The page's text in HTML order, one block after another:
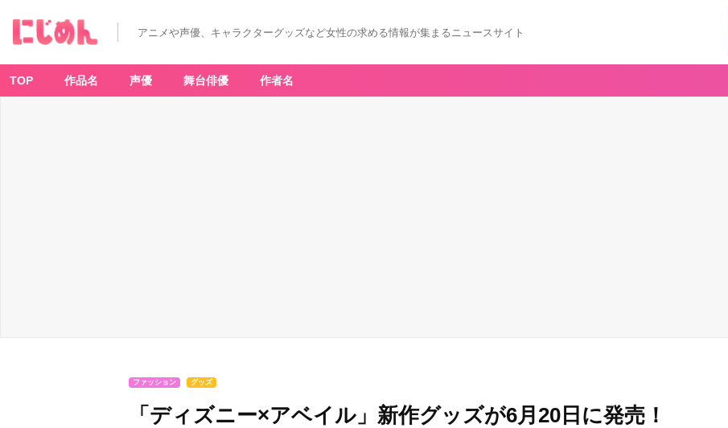
アニメや声優、キャラクターグッズなど女性の求める情報が集まるニュースサイト
TOP 作品名 声優 舞台俳優 作者名
ファッション グッズ
「ディズニー×アベイル」新作グッズが6月20日に発売！